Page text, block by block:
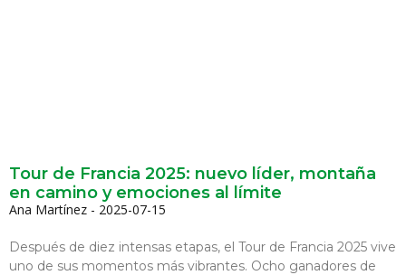
Tour de Francia 2025: nuevo líder, montaña
en camino y emociones al límite
Ana Martínez 2025-07-15
Después de diez intensas etapas, el Tour de Francia 2025 vive
uno de sus momentos más vibrantes. Ocho ganadores de